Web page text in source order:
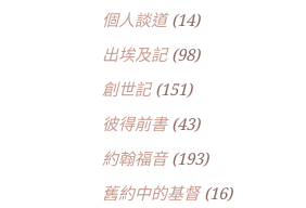
個人談道(14)
出埃及記(98)
創世記(151)
彼得前書(43)
約翰福音(193)
舊約中的基督(16)